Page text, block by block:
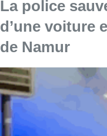
La police
d’une voiture
de Namur